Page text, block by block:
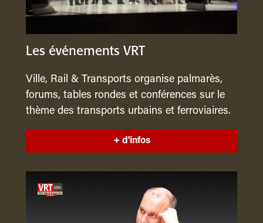
Les événements VRT
Ville, Rail & Transports organise palmarès,
forums, tables rondes et conférences sur le
thème des transports urbains et ferroviaires.
+ d'infos